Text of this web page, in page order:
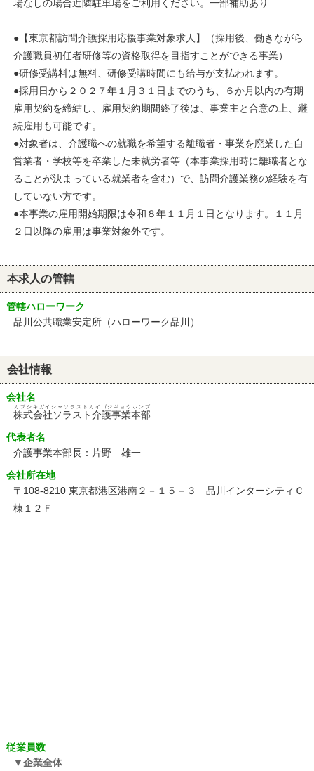
場なしの場合近隣駐車場をご利用ください。一部補助あり
●【東京都訪問介護採用応援事業対象求人】（採用後、働きながら
介護職員初任者研修等の資格取得を目指すことができる事業）
●研修受講料は無料、研修受講時間にも給与が支払われます。
●採用日から２０２７年１月３１日までのうち、６か月以内の有期
雇用契約を締結し、雇用契約期間終了後は、事業主と合意の上、継
続雇用も可能です。
●対象者は、介護職への就職を希望する離職者・事業を廃業した自
営業者・学校等を卒業した未就労者等（本事業採用時に離職者とな
ることが決まっている就業者を含む）で、訪問介護業務の経験を有
していない方です。
●本事業の雇用開始期限は令和８年１１月１日となります。１１月
２日以降の雇用は事業対象外です。
本求人の管轄
管轄ハローワーク
品川公共職業安定所（ハローワーク品川）
会社情報
会社名
株式会社ソラスト介護事業本部
カブシキガイシャソラストカイゴジギョウホンブ
代表者名
介護事業本部長：片野 雄一
会社所在地
〒108-8210 東京都港区港南２－１５－３ 品川インターシティＣ
棟１２Ｆ
従業員数
企業全体